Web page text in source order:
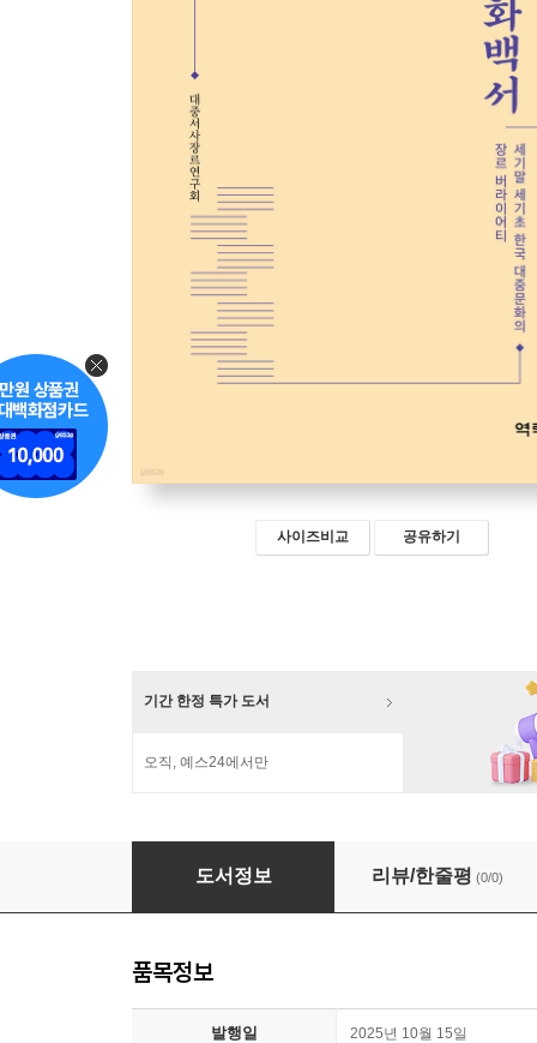
사이즈비교 공유하기
기간 한정 특가 도서
오직, 예스24에서만
말초문화백서
도서정보 리뷰/한줄평 (0/0)
품목정보
발행일 2025년 10월 15일